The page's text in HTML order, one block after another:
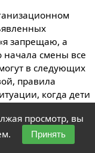
запрещаю, а
начала смены все
в следующих
правила
когда дети
на зарядку.
всех Ваших
которые касаются
просмотр, вы
Принять